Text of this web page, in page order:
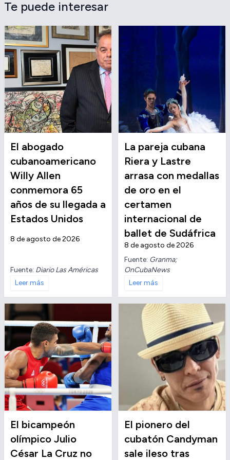
Te puede interesar
El abogado
cubanoamericano
Willy Allen
conmemora 65
años de su llegada a
Estados Unidos
8 de agosto de 2026
Fuente: Diario Las Américas
Leer más
La pareja cubana
Riera y Lastre
arrasa con medallas
de oro en el
certamen
internacional de
ballet de Sudáfrica
8 de agosto de 2026
Fuente: Granma;
OnCubaNews
Leer más
El bicampeón
olímpico Julio
César La Cruz no
El pionero del
cubatón Candyman
sale ileso tras